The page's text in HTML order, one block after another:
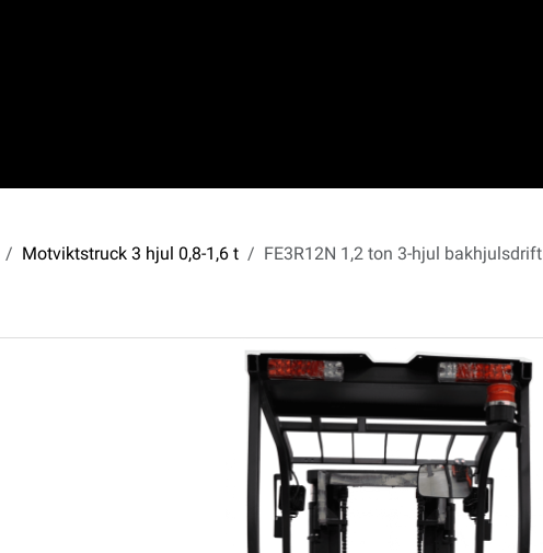
Motviktstruck 3 hjul 0,8-1,6 t FE3R12N 1,2 ton 3-hjul bakhjulsdrift